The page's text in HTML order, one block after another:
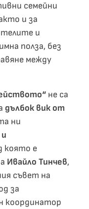
семейни
и за
и
полза, без
между
не са
дълбок вик от
ни
която е
Ивайло Тинчев,
съвет на
за
координатор